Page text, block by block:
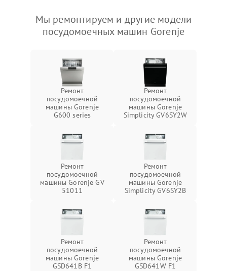
Мы ремонтируем и другие модели
посудомоечных машин Gorenje
Ремонт
посудомоечной
машины Gorenje
G600 series
Ремонт
посудомоечной
машины Gorenje
Simplicity GV6SY2W
Ремонт
посудомоечной
машины Gorenje GV
51011
Ремонт
посудомоечной
машины Gorenje
Simplicity GV6SY2B
Ремонт
посудомоечной
машины Gorenje
GSD641B F1
Ремонт
посудомоечной
машины Gorenje
GSD641W F1